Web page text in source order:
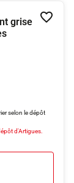
grise
selon le dépôt
d'Artigues.